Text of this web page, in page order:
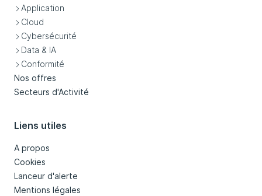
Application
Cloud
Cybersécurité
Data & IA
Conformité
Nos offres
Secteurs d'Activité
Liens utiles
A propos
Cookies
Lanceur d'alerte
Mentions légales